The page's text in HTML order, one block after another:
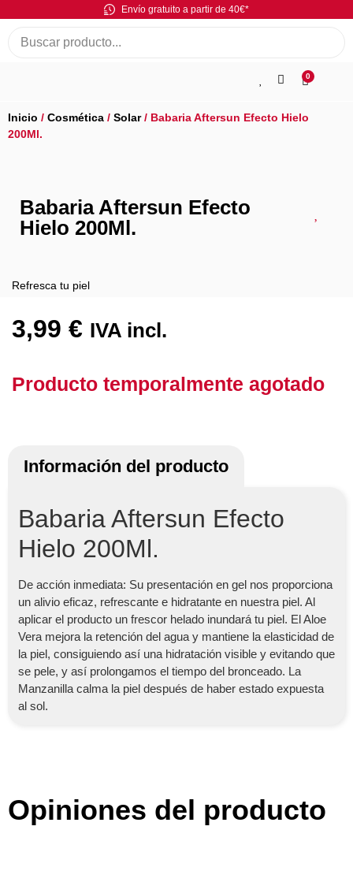
Envío gratuito a partir de 40€*
0
Inicio / Cosmética / Solar/ Babaria Aftersun Efecto Hielo
200Ml.
Babaria Aftersun Efecto
Hielo 200Ml.
Refresca tu piel
3,99 € IVA incl.
Producto temporalmente agotado
Información del producto
Babaria Aftersun Efecto
Hielo 200Ml.
De acción inmediata: Su presentación en gel nos proporciona
un alivio eficaz, refrescante e hidratante en nuestra piel. Al
aplicar el producto un frescor helado inundará tu piel. El Aloe
Vera mejora la retención del agua y mantiene la elasticidad de
la piel, consiguiendo así una hidratación visible y evitando que
se pele, y así prolongamos el tiempo del bronceado. La
Manzanilla calma la piel después de haber estado expuesta
al sol.
Opiniones del producto